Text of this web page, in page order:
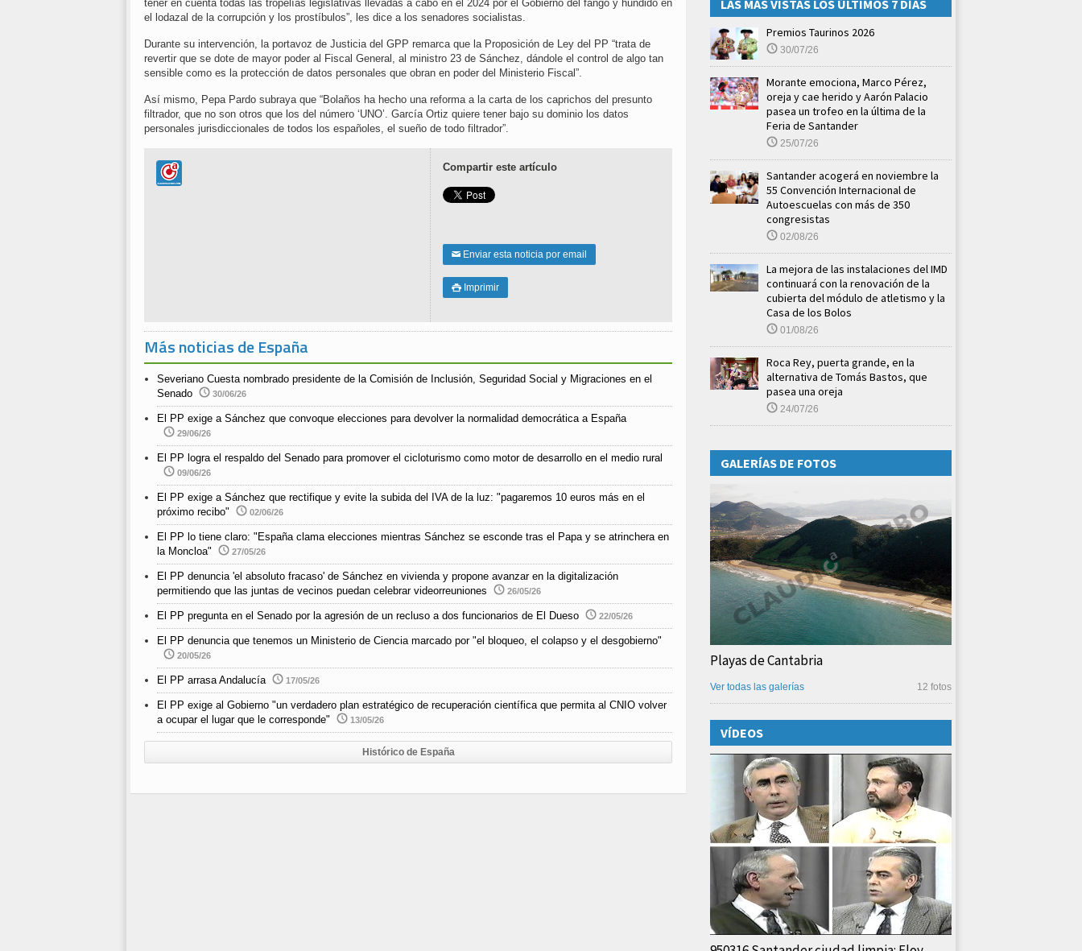
tener en cuenta todas las tropelías legislativas llevadas a cabo en el 2024 por el Gobierno del fango y hundido en
el lodazal de la corrupción y los prostíbulos”, les dice a los senadores socialistas.
Durante su intervención, la portavoz de Justicia del GPP remarca que la Proposición de Ley del PP “trata de
revertir que se dote de mayor poder al Fiscal General, al ministro 23 de Sánchez, dándole el control de algo tan
sensible como es la protección de datos personales que obran en poder del Ministerio Fiscal”.
Así mismo, Pepa Pardo subraya que “Bolaños ha hecho una reforma a la carta de los caprichos del presunto
filtrador, que no son otros que los del número ‘UNO’. García Ortiz quiere tener bajo su dominio los datos
personales jurisdiccionales de todos los españoles, el sueño de todo filtrador”.
Compartir este artículo
✉ Enviar esta noticia por email
 Imprimir
Más noticias de España
Severiano Cuesta nombrado presidente de la Comisión de Inclusión, Seguridad Social y Migraciones en el
Senado
30/06/26
El PP exige a Sánchez que convoque elecciones para devolver la normalidad democrática a España
29/06/26
El PP logra el respaldo del Senado para promover el cicloturismo como motor de desarrollo en el medio rural
09/06/26
El PP exige a Sánchez que rectifique y evite la subida del IVA de la luz: "pagaremos 10 euros más en el
próximo recibo"
02/06/26
El PP lo tiene claro: "España clama elecciones mientras Sánchez se esconde tras el Papa y se atrinchera en
la Moncloa"
27/05/26
El PP denuncia 'el absoluto fracaso' de Sánchez en vivienda y propone avanzar en la digitalización
permitiendo que las juntas de vecinos puedan celebrar videorreuniones
26/05/26
El PP pregunta en el Senado por la agresión de un recluso a dos funcionarios de El Dueso 22/05/26
El PP denuncia que tenemos un Ministerio de Ciencia marcado por "el bloqueo, el colapso y el desgobierno"
20/05/26
El PP arrasa Andalucía 17/05/26
El PP exige al Gobierno "un verdadero plan estratégico de recuperación científica que permita al CNIO volver
a ocupar el lugar que le corresponde"
13/05/26
Histórico de España
LAS MÁS VISTAS LOS ÚLTIMOS 7 DÍAS
Premios Taurinos 2026
30/07/26
Morante emociona, Marco Pérez,
oreja y cae herido y Aarón Palacio
pasea un trofeo en la última de la
Feria de Santander
25/07/26
Santander acogerá en noviembre la
55 Convención Internacional de
Autoescuelas con más de 350
congresistas
02/08/26
La mejora de las instalaciones del IMD
continuará con la renovación de la
cubierta del módulo de atletismo y la
Casa de los Bolos
01/08/26
Roca Rey, puerta grande, en la
alternativa de Tomás Bastos, que
pasea una oreja
24/07/26
GALERÍAS DE FOTOS
Playas de Cantabria
12 fotos
Ver todas las galerías
VÍDEOS